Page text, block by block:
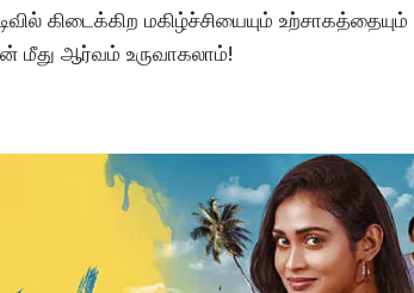
கிடைக்கிற மகிழ்ச்சியையும் உற்சாகத்தையும்
மீது ஆர்வம் உருவாகலாம்!